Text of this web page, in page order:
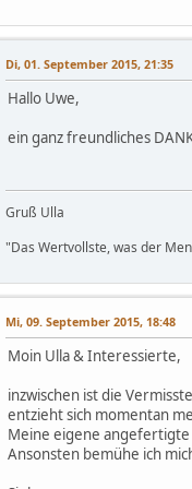
Di, 01. September 2015, 21:35
Hallo Uwe,
ein ganz freundliches
Gruß Ulla
"Das Wertvollste, was der
Mi, 09. September 2015, 18:48
Moin Ulla & Interessierte,
inzwischen ist die
entzieht sich momentan
Meine eigene
Ansonsten bemühe ich